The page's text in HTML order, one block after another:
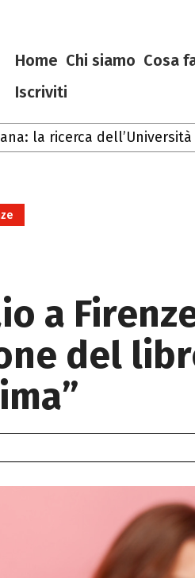
Home Chi siamo Cosa
Iscriviti
la ricerca dell’Università
e agosto 2026 in Toscana
a
del